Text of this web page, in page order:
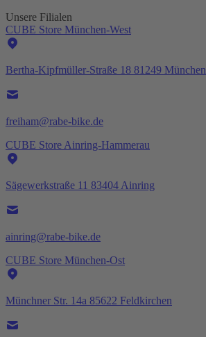
Unsere Filialen
CUBE Store München-West
Bertha-Kipfmüller-Straße 18 81249 München
freiham@rabe-bike.de
CUBE Store Ainring-Hammerau
Sägewerkstraße 11 83404 Ainring
ainring@rabe-bike.de
CUBE Store München-Ost
Münchner Str. 14a 85622 Feldkirchen